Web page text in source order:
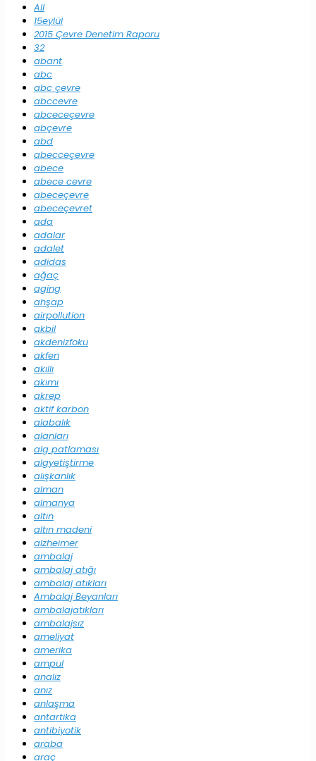
All
15eylül
2015 Çevre Denetim Raporu
32
abant
abc
abc çevre
abccevre
abceceçevre
abçevre
abd
abecceçevre
abece
abece cevre
abeceçevre
abeceçevret
ada
adalar
adalet
adidas
ağaç
aging
ahşap
airpollution
akbil
akdenizfoku
akfen
akıllı
akımı
akrep
aktif karbon
alabalık
alanları
alg patlaması
algyetiştirme
alışkanlık
alman
almanya
altın
altın madeni
alzheimer
ambalaj
ambalaj atığı
ambalaj atıkları
Ambalaj Beyanları
ambalajatıkları
ambalajsız
ameliyat
amerika
ampul
analiz
anız
anlaşma
antartika
antibiyotik
araba
araç